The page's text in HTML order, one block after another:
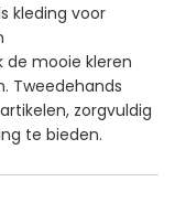
kleding voor
de mooie kleren
Tweedehands
zorgvuldig
te bieden.